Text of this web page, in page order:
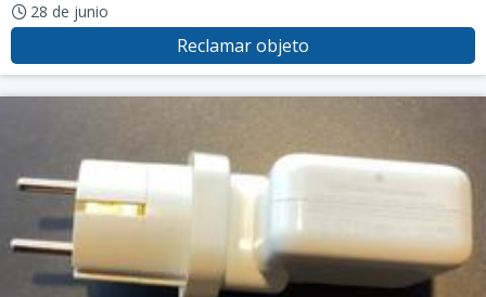
28 de junio
Reclamar objeto